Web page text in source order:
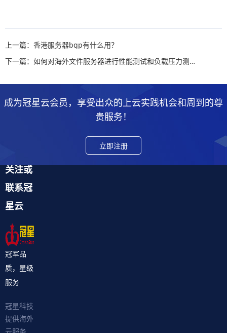
上一篇：香港服务器bgp有什么用？
下一篇：如何对海外文件服务器进行性能测试和负载压力测试？
成为冠星云会员，享受出众的上云实践机会和周到的尊
贵服务！
立即注册
关注或
联系冠
星云
冠军品
质，星级
服务
冠星科技
提供海外